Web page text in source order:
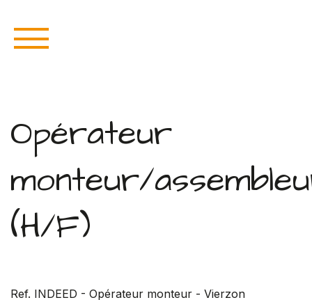
Opérateur
monteur/
(H/F)
Ref. INDEED - Opérateur monteur - Vierzon